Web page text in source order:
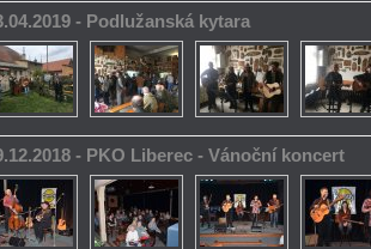
- Podlužanská kytara
- PKO Liberec - Vánoční koncert